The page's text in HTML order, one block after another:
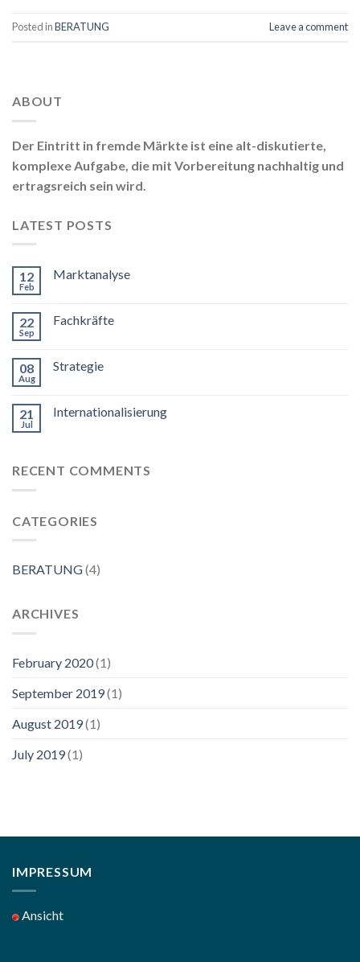
Posted inBERATUNG Leave a comment
ABOUT
Der Eintritt in fremde Märkte ist eine alt-diskutierte,
komplexe Aufgabe, die mit Vorbereitung nachhaltig und
ertragsreich sein wird.
LATEST POSTS
12
Feb
Marktanalyse
22
Sep
Fachkräfte
08
Aug
Strategie
21
Jul
Internationalisierung
RECENT COMMENTS
CATEGORIES
BERATUNG(4)
ARCHIVES
February 2020(1)
September 2019(1)
August 2019(1)
July 2019(1)
IMPRESSUM
Ansicht